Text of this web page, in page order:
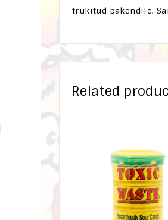
trükitud pakendile.
Related